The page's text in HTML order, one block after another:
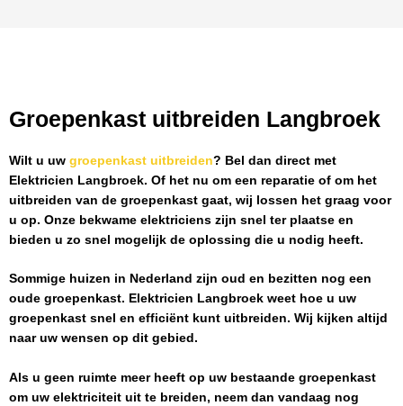
Groepenkast uitbreiden Langbroek
Wilt u uw groepenkast uitbreiden? Bel dan direct met
Elektricien Langbroek. Of het nu om een reparatie of om het
uitbreiden van de groepenkast gaat, wij lossen het graag voor
u op. Onze bekwame elektriciens zijn snel ter plaatse en
bieden u zo snel mogelijk de oplossing die u nodig heeft.
Sommige huizen in Nederland zijn oud en bezitten nog een
oude groepenkast. Elektricien Langbroek weet hoe u uw
groepenkast snel en efficiënt kunt uitbreiden. Wij kijken altijd
naar uw wensen op dit gebied.
Als u geen ruimte meer heeft op uw bestaande groepenkast
om uw elektriciteit uit te breiden, neem dan vandaag nog